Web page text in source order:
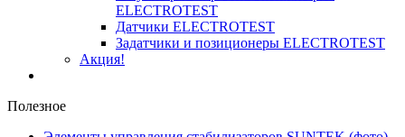
ELECTROTEST
Датчики ELECTROTEST
Задатчики и позиционеры ELECTROTEST
Акция!
Полезное